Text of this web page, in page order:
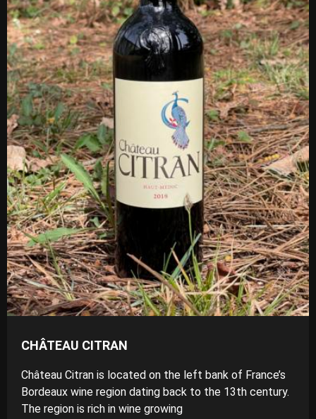
CHÂTEAU CITRAN
Château Citran is located on the left bank of France’s
Bordeaux wine region dating back to the 13th century.
The region is rich in wine growing